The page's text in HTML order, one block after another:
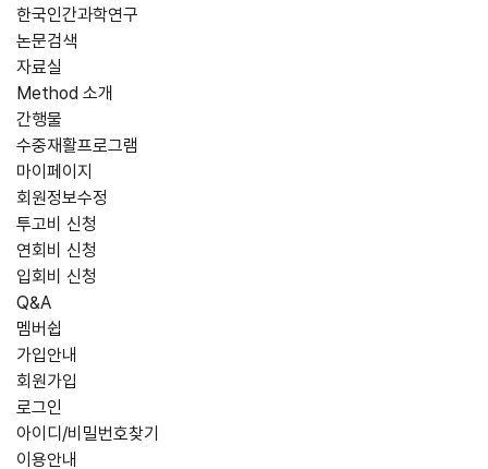
한국인간과학연구
논문검색
자료실
Method 소개
간행물
수중재활프로그램
마이페이지
회원정보수정
투고비 신청
연회비 신청
입회비 신청
Q&A
멤버쉽
가입안내
회원가입
로그인
아이디/비밀번호찾기
이용안내